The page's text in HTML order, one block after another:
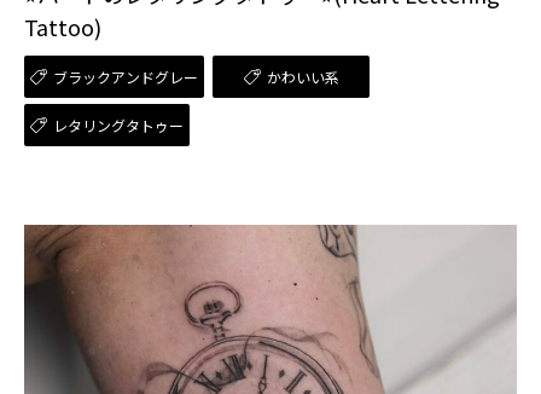
Tattoo)
ブラックアンドグレー かわいい系
レタリングタトゥー